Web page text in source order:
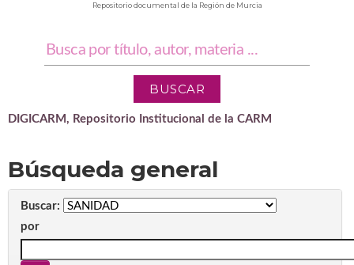
Repositorio documental de la Región de Murcia
DIGICARM, Repositorio Institucional de la CARM
Búsqueda general
Buscar:
por